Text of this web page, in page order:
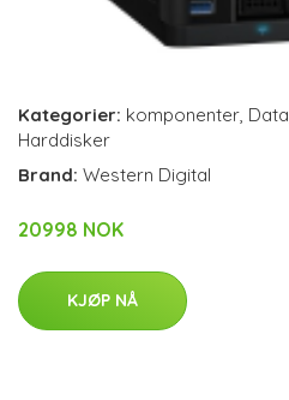
Kategorier: komponenter Data
Harddisker
Brand: Western Digital
20998 NOK
KJØP NÅ